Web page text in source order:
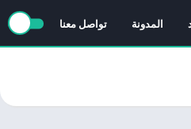
المدونة تواصل معنا